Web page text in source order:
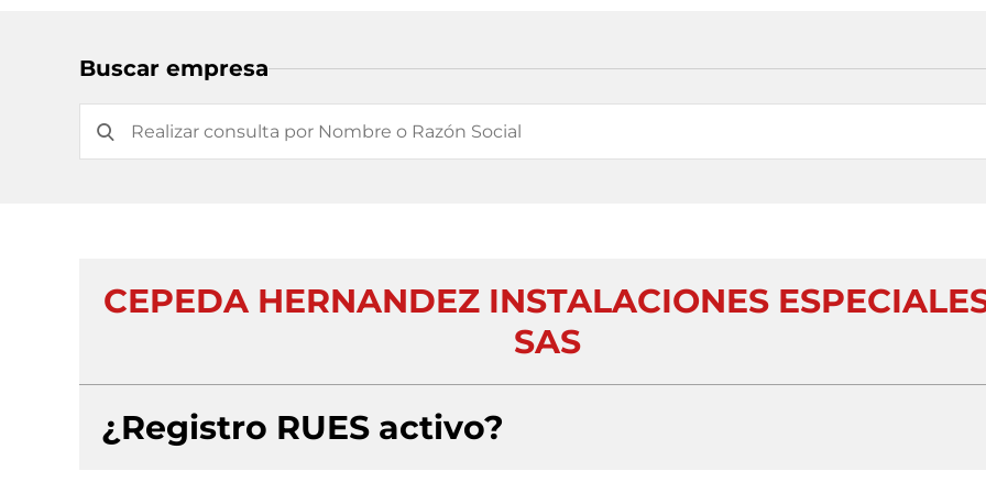
Buscar empresa
CEPEDA HERNANDEZ INSTALACIONES
SAS
¿Registro RUES activo?